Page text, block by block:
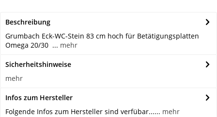
Beschreibung
Grumbach Eck-WC-Stein 83 cm hoch für Betätigungsplatten
Omega 20/30 ... mehr
Sicherheitshinweise
mehr
Infos zum Hersteller
Folgende Infos zum Hersteller sind verfübar...... mehr